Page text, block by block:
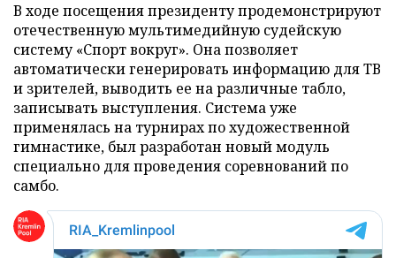
В ходе посещения президенту продемонстрируют
отечественную мультимедийную судейскую
систему «Спорт вокруг». Она позволяет
автоматически генерировать информацию для ТВ
и зрителей, выводить ее на различные табло,
записывать выступления. Система уже
применялась на турнирах по художественной
гимнастике, был разработан новый модуль
специально для проведения соревнований по
самбо.